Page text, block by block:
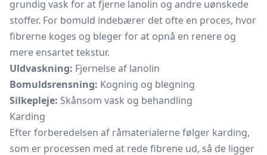
grundig vask for at fjerne lanolin og andre uønskede
stoffer. For bomuld indebærer det ofte en proces, hvor
fibrerne koges og bleger for at opnå en renere og
mere ensartet tekstur.
Uldvaskning: Fjernelse af lanolin
Bomuldsrensning: Kogning og blegning
Silkepleje: Skånsom vask og behandling
Karding
Efter forberedelsen af råmaterialerne følger karding,
som er processen med at rede fibrene ud, så de ligger